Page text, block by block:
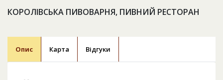
КОРОЛІВСЬКА ПИВОВАРНЯ, ПИВНИЙ РЕСТОРАН
Опис Карта Відгуки